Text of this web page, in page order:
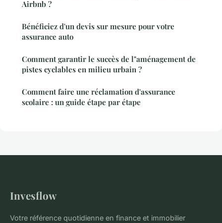
Airbnb ?
Bénéficiez d'un devis sur mesure pour votre
assurance auto
Comment garantir le succès de l"aménagement de
pistes cyclables en milieu urbain ?
Comment faire une réclamation d'assurance
scolaire : un guide étape par étape
Invesflow
Votre référence quotidienne en finance et immobilier